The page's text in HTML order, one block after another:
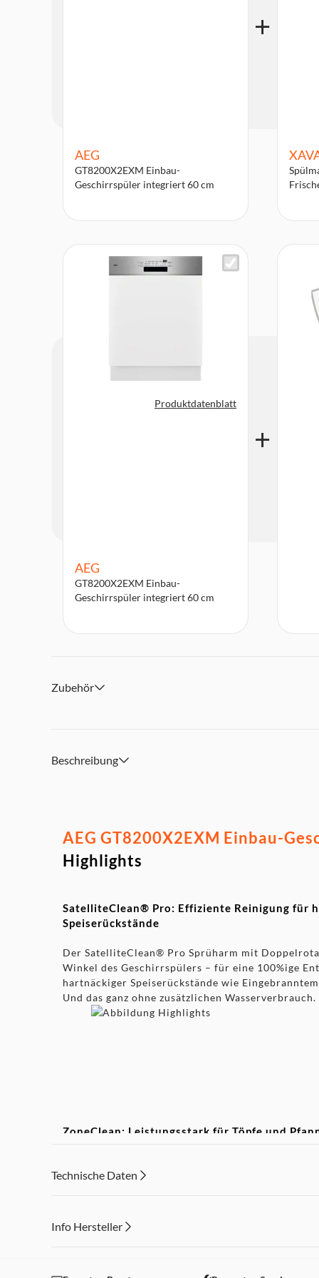
AEG
GT8200X2EXM Einbau-
Geschirrspüler integriert 60 cm
Produktdatenblatt
AEG
GT8200X2EXM Einbau-
Geschirrspüler integriert 60 cm
Zubehör
Beschreibung
AEG GT8200X2EXM Einbau-
Highlights
SatelliteClean® Pro: Effiziente Reinigung für
Speiserückstände
Der SatelliteClean® Pro Sprüharm mit
Winkel des Geschirrspülers – für eine 100%ige
hartnäckiger Speiserückstände wie
Und das ganz ohne zusätzlichen Wasserverbrauch.
ZoneClean: Leistungsstark für Töpfe und
Aktiviere ZoneClean, um den Wasserdruck des
Reinigungszonen, ohne zusätzlichen Wasser- oder
Technische Daten
Info Hersteller